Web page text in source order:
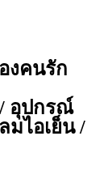
งคนรัก
/ อุปกรณ์
มไอเย็น /